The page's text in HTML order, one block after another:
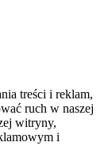
treści i reklam,
ruch w naszej
witryny,
i